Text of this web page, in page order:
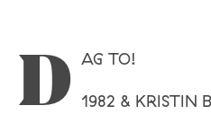
D AG TO!
1982 & KRISTIN